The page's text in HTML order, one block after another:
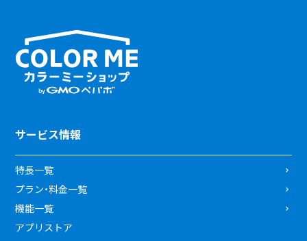
サービス情報
特長一覧
プラン・料金一覧
機能一覧
アプリストア